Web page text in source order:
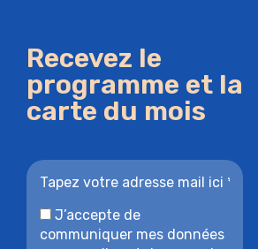
Recevez le
programme et la
carte du mois
J’accepte de
communiquer mes données